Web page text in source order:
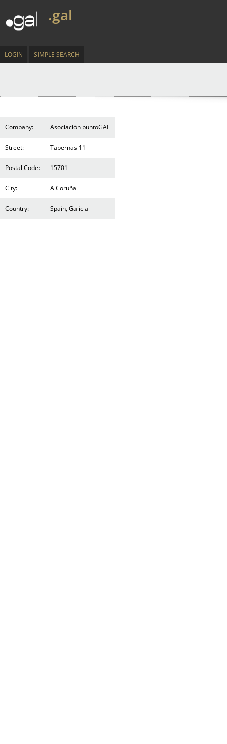
.gal
LOGIN SIMPLE SEARCH
Company: Asociación puntoGAL
Street: Tabernas 11
Postal Code: 15701
City: A Coruña
Country: Spain, Galicia